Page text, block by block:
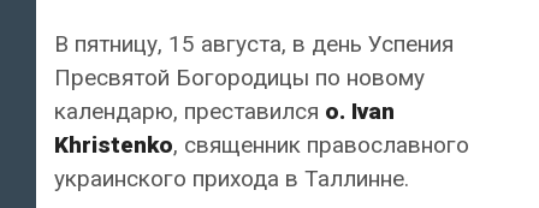
В пятницу, 15 августа, в день Успения
Пресвятой Богородицы по новому
календарю, преставился о. Ivan
Khristenko, священник православного
украинского прихода в Таллинне.